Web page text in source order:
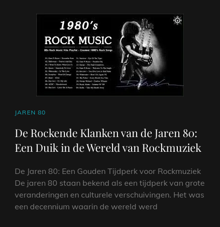
80:
EEN
TIJDLOZE
LEGENDE
CAT
JAREN 80
De Rockende Klanken van de Jaren 80:
Een Duik in de Wereld van Rockmuziek
De Jaren 80: Een Gouden Tijdperk voor Rockmuziek
De jaren 80 staan bekend als een tijdperk van grote
veranderingen en culturele verschuivingen. Het was
een decennium waarin de wereld werd